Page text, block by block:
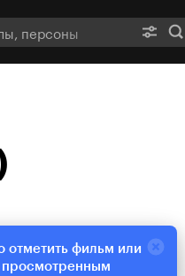
отметить фильм или